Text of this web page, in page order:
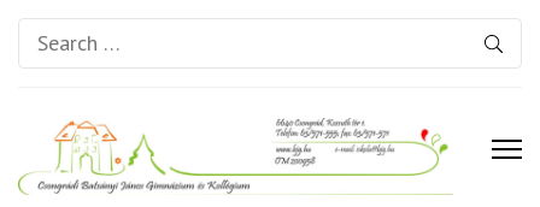
Search
for: